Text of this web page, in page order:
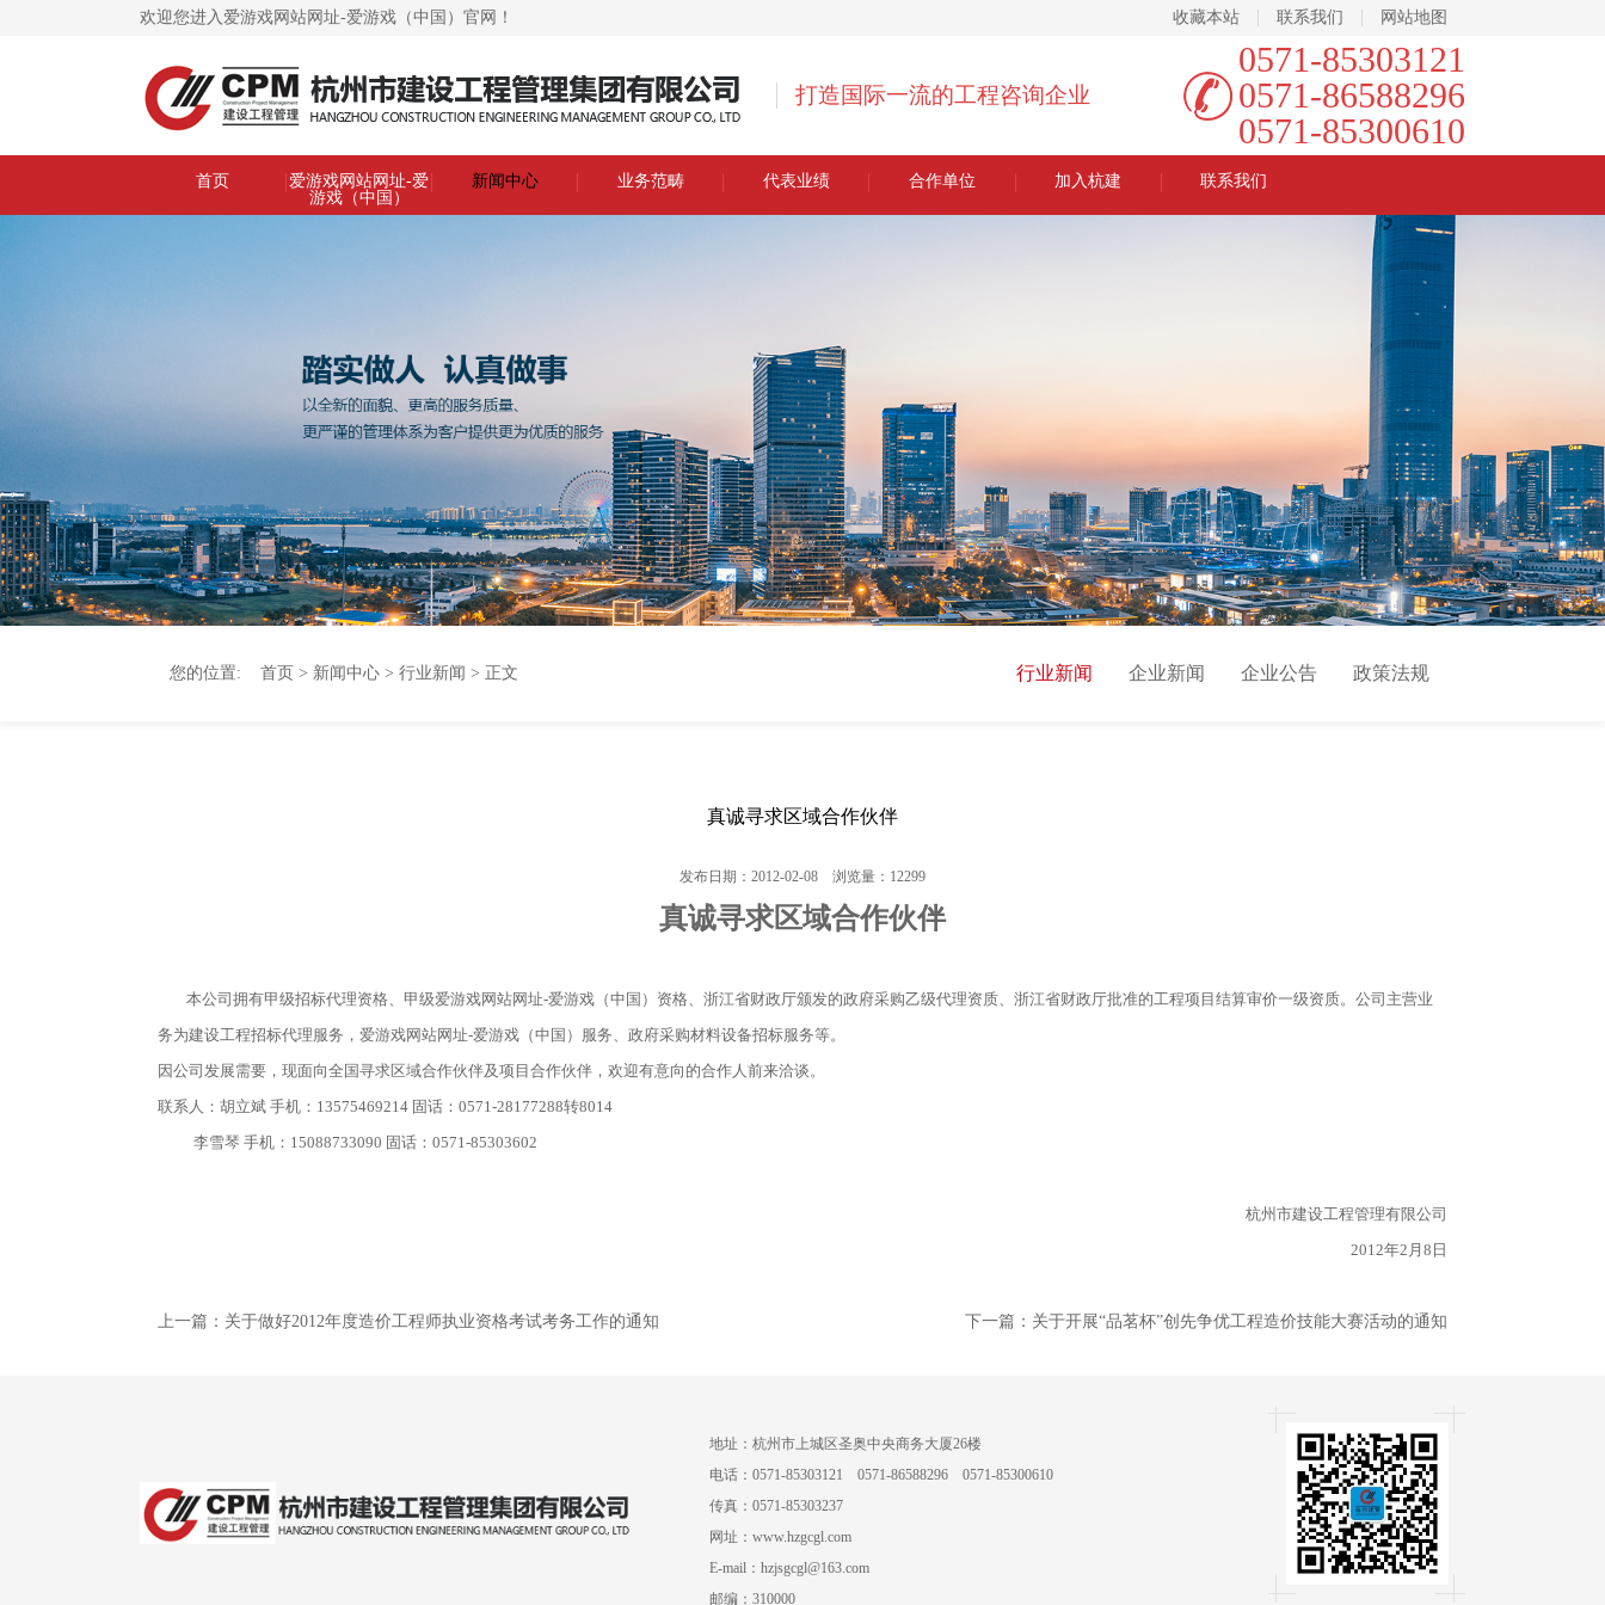
欢迎您进入爱游戏网站网址-爱游戏（中国）官网！ 收藏本站 联系我们 网站地图
打造国际一流的工程咨询企业
0571-85303121
0571-86588296
0571-85300610
首页
爱游戏网站网址-爱
游戏（中国）
新闻中心 业务范畴 代表业绩 合作单位 加入杭建 联系我们
您的位置: 首页 > 新闻中心 > 行业新闻 > 正文 行业新闻 企业新闻 企业公告 政策法规
真诚寻求区域合作伙伴
发布日期：2012-02-08 浏览量：12299
真诚寻求区域合作伙伴
本公司拥有甲级招标代理资格、甲级爱游戏网站网址-爱游戏（中国）资格、浙江省财政厅颁发的政府采购乙级代理资质、浙江省财政厅批准的工程项目结算审价一级资质。公司主营业
务为建设工程招标代理服务，爱游戏网站网址-爱游戏（中国）服务、政府采购材料设备招标服务等。
因公司发展需要，现面向全国寻求区域合作伙伴及项目合作伙伴，欢迎有意向的合作人前来洽谈。
联系人：胡立斌 手机：13575469214 固话：0571-28177288转8014
李雪琴 手机：15088733090 固话：0571-85303602
杭州市建设工程管理有限公司
2012年2月8日
上一篇： 关于做好2012年度造价工程师执业资格考试考务工作的通知 下一篇： 关于开展“品茗杯”创先争优工程造价技能大赛活动的通知
地址：杭州市上城区圣奥中央商务大厦26楼
电话：0571-85303121 0571-86588296 0571-85300610
传真：0571-85303237
网址：www.hzgcgl.com
E-mail：hzjsgcgl@163.com
邮编：310000